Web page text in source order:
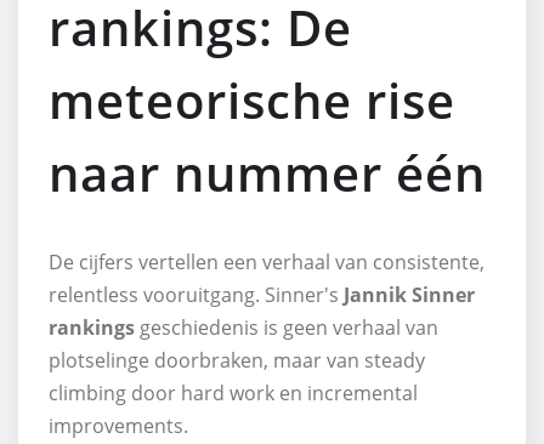
rankings: De
meteorische rise
naar nummer één
De cijfers vertellen een verhaal van consistente,
relentless vooruitgang. Sinner's Jannik Sinner
rankingsgeschiedenis is geen verhaal van
plotselinge doorbraken, maar van steady
climbing door hard work en incremental
improvements.